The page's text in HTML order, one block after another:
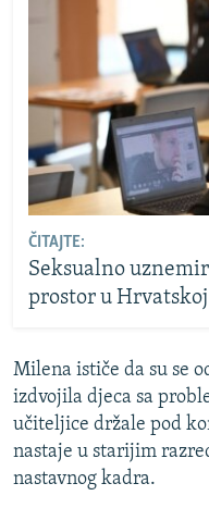
ČITAJTE:
Seksualno
prostor u Hrvatskoj
Milena ističe da su se
izdvojila djeca sa
učiteljice držale pod
nastaje u starijim
nastavnog kadra.